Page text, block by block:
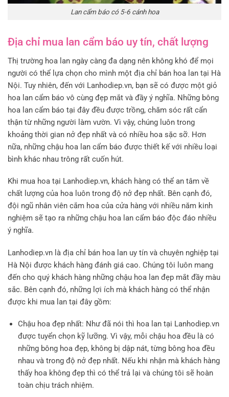
Lan cẩm báo có 5-6 cánh hoa
Địa chỉ mua lan cẩm báo uy tín, chất lượng
Thị trường hoa lan ngày càng đa dạng nên không khó để mọi
người có thể lựa chọn cho mình một địa chỉ bán hoa lan tại Hà
Nội. Tuy nhiên, đến với Lanhodiep.vn, bạn sẽ có được một giỏ
hoa lan cẩm báo vô cùng đẹp mắt và đầy ý nghĩa. Những bông
hoa lan cẩm báo tại đây đều được trồng, chăm sóc rất cẩn
thận từ những người làm vườn. Vì vậy, chúng luôn trong
khoảng thời gian nở đẹp nhất và có nhiều hoa sặc sỡ. Hơn
nữa, những chậu hoa lan cẩm báo được thiết kế với nhiều loại
bình khác nhau trông rất cuốn hút.
Khi mua hoa tại Lanhodiep.vn, khách hàng có thể an tâm về
chất lượng của hoa luôn trong độ nở đẹp nhất. Bên cạnh đó,
đội ngũ nhân viên cắm hoa của cửa hàng với nhiều năm kinh
nghiệm sẽ tạo ra những chậu hoa lan cẩm báo độc đáo nhiều
ý nghĩa.
Lanhodiep.vn là địa chỉ bán hoa lan uy tín và chuyên nghiệp tại
Hà Nội được khách hàng đánh giá cao. Chúng tôi luôn mang
đến cho quý khách hàng những chậu hoa lan đẹp mắt đầy màu
sắc. Bên cạnh đó, những lợi ích mà khách hàng có thể nhận
được khi mua lan tại đây gồm:
Chậu hoa đẹp nhất: Như đã nói thì hoa lan tại Lanhodiep.vn
được tuyển chọn kỹ lưỡng. Vì vậy, mỗi chậu hoa đều là có
những bông hoa đẹp, không bị dập nát, từng bông hoa đều
nhau và trong độ nở đẹp nhất. Nếu khi nhận mà khách hàng
thấy hoa không đẹp thì có thể trả lại và chúng tôi sẽ hoàn
toàn chịu trách nhiệm.